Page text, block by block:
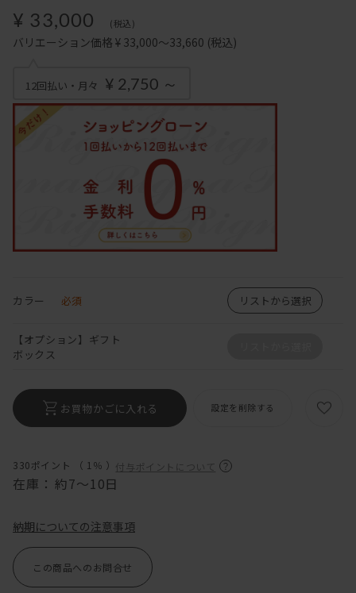
330ポイント （ 1％ ） 付与ポイントについて
在庫： 約7～10日
¥ 33,000 (税込)
バリエーション価格 ¥ 33,000～33,660 (税込)
12回払い・月々 ¥ 2,750 ～
カラー 必須 リストから選択
【オプション】ギフト
ボックス
お買物かごに入れる 設定を削除する
納期についての注意事項
この商品へのお問合せ